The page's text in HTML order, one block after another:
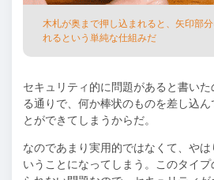
⽊札が奥まで押し込まれると、⽮印部
れるという単純な仕組みだ
セキュリティ的に問題があると書い
る通りで、何か棒状のものを差し込ん
とができてしまうからだ。
なのであまり実⽤的ではなくて、やは
いうことになってしまう。このタイ